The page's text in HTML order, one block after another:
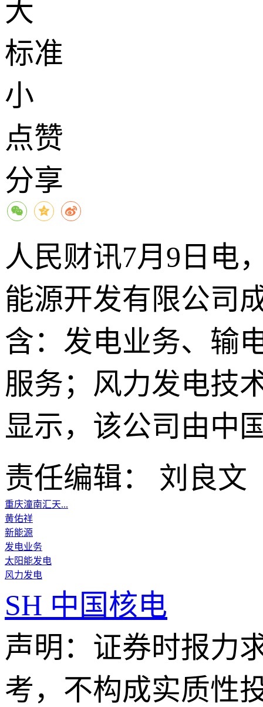
大
标准
小
点赞
分享
人民财讯7月9日电
能源开发有限公司
含：发电业务、输
服务；风力发电技
显示，该公司由中
责任编辑： 刘良文
重庆潼南汇天...
黄佑祥
新能源
发电业务
太阳能发电
风力发电
SH 中国核电
声明：证券时报力
考，不构成实质性